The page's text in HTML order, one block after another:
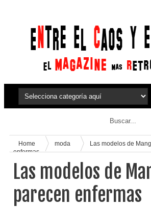
Home moda
Las modelos de
enfermas
Las modelos de
parecen enfermas